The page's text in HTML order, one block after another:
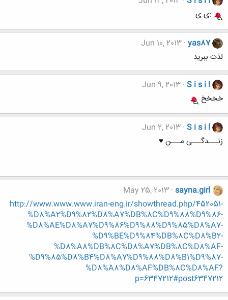
:ی ی
yas87
Jun 10, 2013
لذت ببرید
S i s i l
Jun 9, 2013
خخخخ
S i s i l
Jun 2, 2013
زنـــدگـــی مـــن ♥
sayna.girl
May 25, 2013
http://www.www.www.iran-eng.ir/showthread.php/452051-
%D8%A2%D9%82%D8%A7%DB%8C%D9%88%D9%86-
%D8%AE%D8%A7%D9%86%D9%88%D9%85%D8%A7-
%D9%BE%D9%84%DB%8C%D8%B2-
%D8%A8%DB%8C%D8%A7%DB%8C%D8%AF-
%D9%85%D8%B4%D8%A7%D9%88%D8%B1%D9%87-
%D8%A8%D8%AF%DB%8C%D8%AF?
p=6347212#post6347212